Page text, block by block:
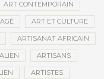
ART CONTEMPORAIN
ART ET CULTURE
ARTISANAT AFRICAIN
ARTISANS
ARTISTES